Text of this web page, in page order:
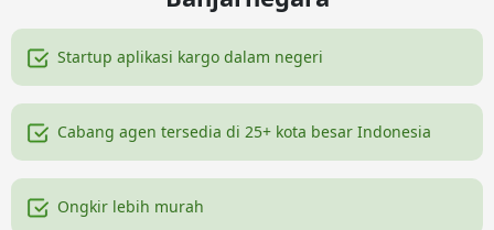
Startup aplikasi kargo dalam negeri
Cabang agen tersedia di 25+ kota besar Indonesia
Ongkir lebih murah